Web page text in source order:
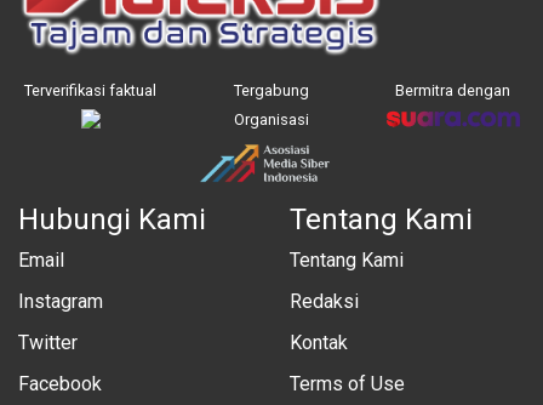
Terverifikasi faktual
Tergabung
Organisasi
Bermitra dengan
Hubungi Kami
Email
Instagram
Twitter
Facebook
Tentang Kami
Tentang Kami
Redaksi
Kontak
Terms of Use